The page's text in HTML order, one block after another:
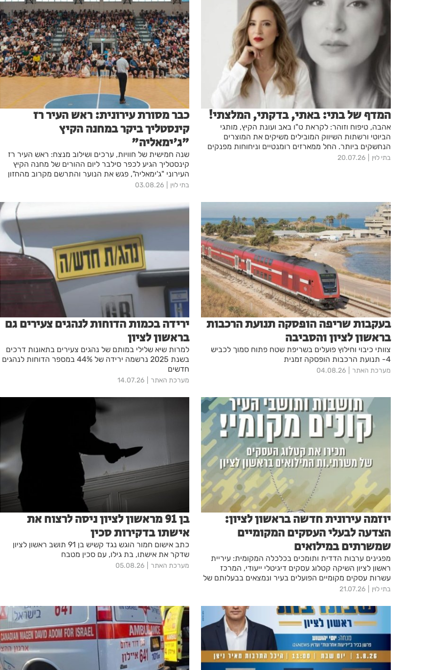
המדף של בתי: באתי, בדקתי, המלצתי!
אהבה, טיפוח וזוהר: לקראת ט"ו באב ועונת הקיץ, מותגי
הביוטי ורשתות השיווק המובילים משיקים את המוצרים
הנחשקים ביותר. החל ממארזים רומנטיים וניחוחות מפנקים
של ללין, סבון, בודי שופ ומקס ברנר, דרך מהפכות טיפוח
מותאם אישית של אלביב – כל מה שצריך למראה זוהר
ומטופח מכף רגל ועד ראש.
בתי לוין 20.07.26
כבר מסורת עירונית: ראש העיר רז
קינסטליך ביקר במחנה הקיץ
"ג'ימאליה"
שנה חמישית של חוויות, ערכים ושילוב מנצח: ראש העיר רז
קינסטליך הגיע לכפר סילבר ליום ההורים של מחנה הקיץ
העירוני "ג'ימאליה", פגש את הנוער והתרשם מקרוב מהחזון
העירוני למען שוויון והכלה. "הרגשתי הורה גאה מאוד", שיתף.
בתי לוין 03.08.26
בעקבות שריפה הופסקה תנועת הרכבות
בראשון לציון והסביבה
צוותי כיבוי וחילוץ פועלים בשריפת שטח פתוח סמוך לכביש
4- תנועת הרכבות הופסקה זמנית
מערכת האתר 04.08.26
ירידה בכמות הדוחות לנהגים צעירים גם
בראשון לציון
למרות שיא שלילי במותם של נהגים צעירים בתאונות דרכים
בשנת 2025 נרשמה ירידה של 44% במספר הדוחות לנהגים
חדשים
מערכת האתר 14.07.26
יוזמה עירונית חדשה בראשון לציון:
הצדעה לבעלי העסקים המקומיים
שמשרתים במילואים
מפגינים ערבות הדדית ותומכים בכלכלה המקומית: עיריית
ראשון לציון השיקה קטלוג עסקים דיגיטלי ייעודי, המרכז
עשרות עסקים מקומיים הפועלים בעיר ונמצאים בבעלותם של
משרתות ומשרתי מילואים active.
בתי לוין 21.07.26
בן 91 מראשון לציון ניסה לרצוח את
אישתו בדקירות סכין
כתב אישום חמור הוגש נגד קשיש בן 91 תושב ראשון לציון
שדקר את אישתו, בת גילו, עם סכין מטבח
מערכת האתר 05.08.26